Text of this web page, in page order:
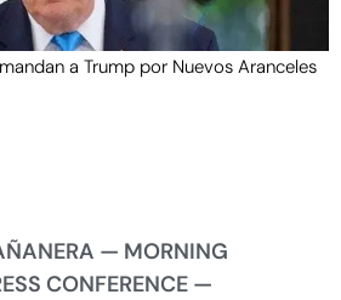
a Trump por Nuevos Aranceles
— MORNING
CONFERENCE —